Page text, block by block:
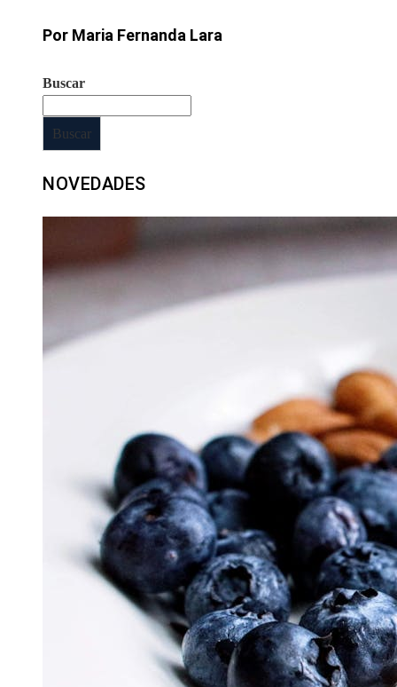
Por Maria Fernanda Lara
Buscar
Buscar
NOVEDADES